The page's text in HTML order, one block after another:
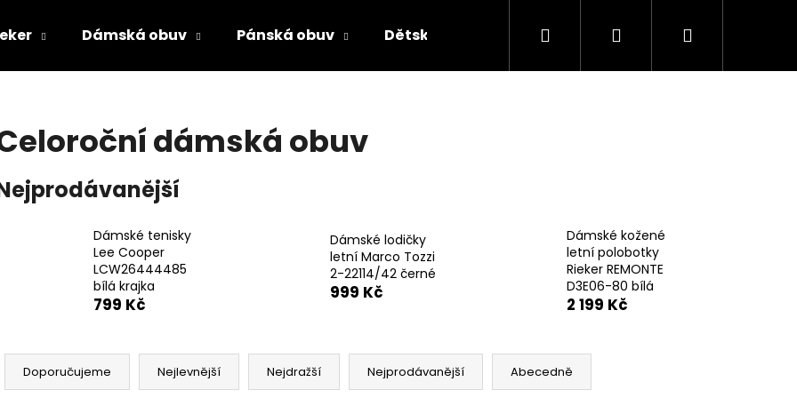
Dámská obuv Pánská obuv Dětská obuv Kabelky
Hledat PřihlášeníNákupní
dámská obuv
Dámské tenisky
Lee Cooper
LCW26444485
bílá krajka
799 Kč
Dámské lodičky
letní Marco Tozzi
2-22114/42 černé
999 Kč
Dámské kožené
letní polobotky
Rieker REMONTE
D3E06-80 bílá
2 199 Kč
Ř
Doporučujeme Nejlevnější Nejdražší Nejprodávanější Abecedně
Doporučujeme
PÁNSKÉ SANDÁLY KEEN NEWPORT BISON DÁMSKÉ NAZOUVÁKY ŽABKY INBLU ZO19